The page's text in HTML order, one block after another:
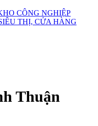
CÔNG NGHIỆP
THỊ, CỬA HÀNG
Thuận